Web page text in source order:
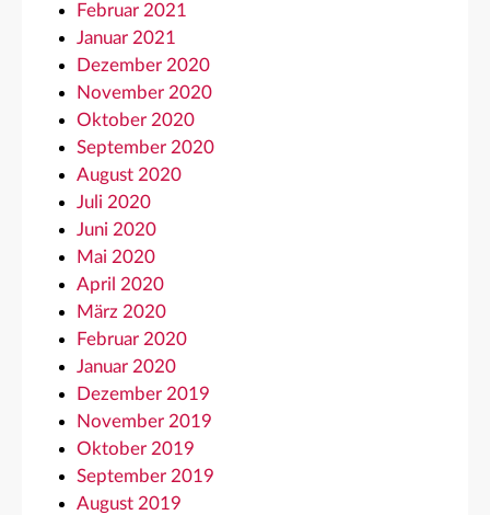
Februar 2021
Januar 2021
Dezember 2020
November 2020
Oktober 2020
September 2020
August 2020
Juli 2020
Juni 2020
Mai 2020
April 2020
März 2020
Februar 2020
Januar 2020
Dezember 2019
November 2019
Oktober 2019
September 2019
August 2019